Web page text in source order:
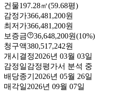
건물197.28㎡(59.68평)
감정가366,481,200원
최저가366,481,200원
보증금
36,648,200원(10%)
청구액380,517,242원
개시결정2026년 03월 03일
감정일감정평가서 분석 중
배당종기 2026년 05월 26일
매각일2026년 09월 07일